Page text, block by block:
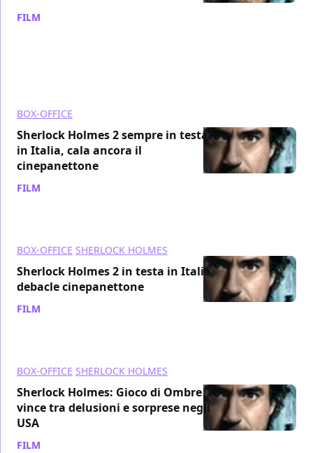
FILM
BOX-OFFICE
Sherlock Holmes 2 sempre in testa
in Italia, cala ancora il
cinepanettone
FILM
BOX-OFFICE SHERLOCK HOLMES
Sherlock Holmes 2 in testa in Italia,
debacle cinepanettone
FILM
BOX-OFFICE SHERLOCK HOLMES
Sherlock Holmes: Gioco di Ombre
vince tra delusioni e sorprese negli
USA
FILM